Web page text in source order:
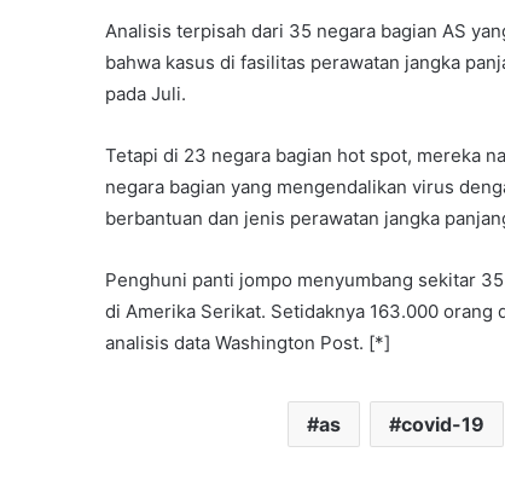
Analisis terpisah dari 35 negara bagian AS
bahwa kasus di fasilitas perawatan jangka
pada Juli.
Tetapi di 23 negara bagian hot spot, mereka
negara bagian yang mengendalikan virus
berbantuan dan jenis perawatan jangka
Penghuni panti jompo menyumbang sekitar
di Amerika Serikat. Setidaknya 163.000
analisis data Washington Post. [*]
as covid-19